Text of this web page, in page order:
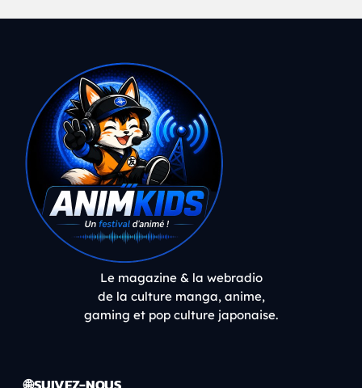
Le magazine & la webradio
de la culture manga, anime,
gaming et pop culture japonaise.